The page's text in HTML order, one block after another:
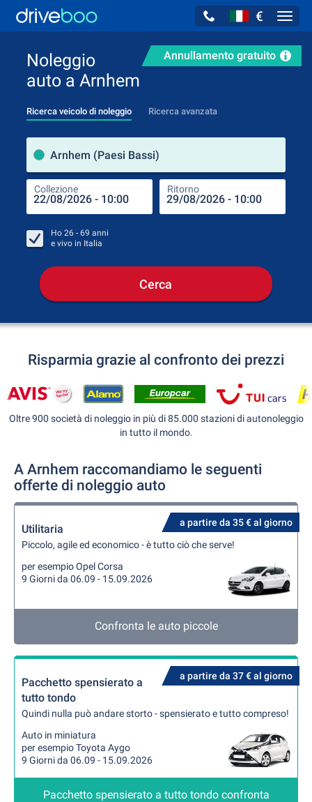
€
Annullamento gratuito
Noleggio
auto a Arnhem
Ricerca veicolo di noleggio Ricerca avanzata
Arnhem (Paesi Bassi)
Collezione Ritorno
Ho 26 - 69 anni
e vivo in Italia
Cerca
Risparmia grazie al confronto dei prezzi
Oltre 900 società di noleggio in più di 85.000 stazioni di autonoleggio
in tutto il mondo.
A Arnhem raccomandiamo le seguenti
offerte di noleggio auto
a partire da 35 € al giorno
Utilitaria
Piccolo, agile ed economico - è tutto ciò che serve!
per esempio Opel Corsa
9 Giorni da 06.09 - 15.09.2026
Confronta le auto piccole
a partire da 37 € al giorno
Pacchetto spensierato a
tutto tondo
Quindi nulla può andare storto - spensierato e tutto compreso!
Auto in miniatura
per esempio Toyota Aygo
9 Giorni da 06.09 - 15.09.2026
Pacchetto spensierato a tutto tondo confronta